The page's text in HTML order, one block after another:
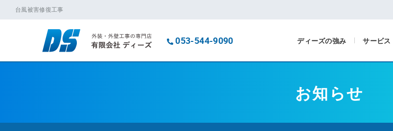
台風被害修復工事
053-544-9090 ディーズの強み サービス
お知らせ